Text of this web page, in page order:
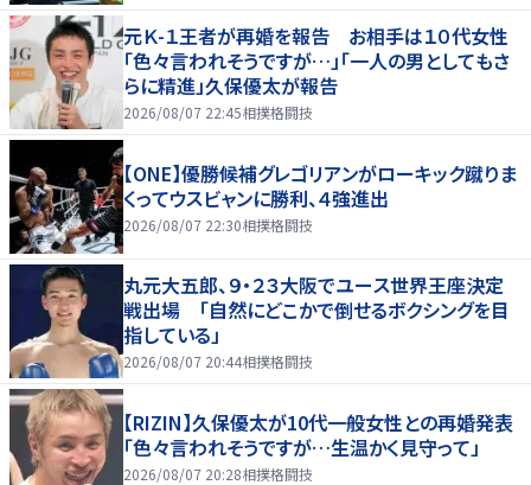
元Ｋ-１王者が再婚を報告 お相手は１０代女性
「色々言われそうですが…」「一人の男としてもさ
らに精進」久保優太が報告
2026/08/07 22:45相撲格闘技
【ONE】優勝候補グレゴリアンがローキック蹴りま
くってウスビャンに勝利、４強進出
2026/08/07 22:30相撲格闘技
丸元大五郎、９・２３大阪でユース世界王座決定
戦出場 「自然にどこかで倒せるボクシングを目
指している」
2026/08/07 20:44相撲格闘技
【RIZIN】久保優太が10代一般女性との再婚発表
「色々言われそうですが…生温かく見守って」
2026/08/07 20:28相撲格闘技